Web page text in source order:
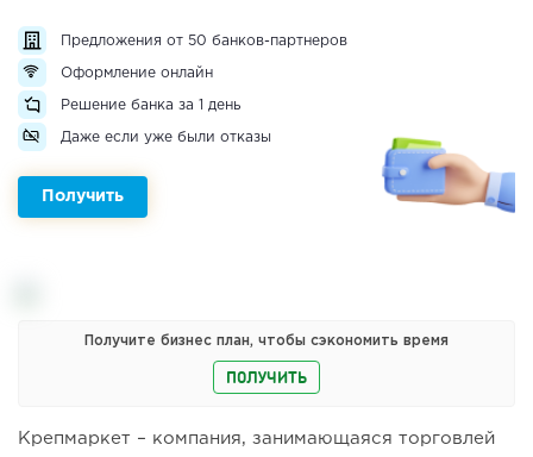
Предложения от 50 банков-партнеров
Оформление онлайн
Решение банка за 1 день
Даже если уже были отказы
Получить
Получите бизнес план, чтобы сэкономить время
ПОЛУЧИТЬ
Крепмаркет – компания, занимающаяся торговлей